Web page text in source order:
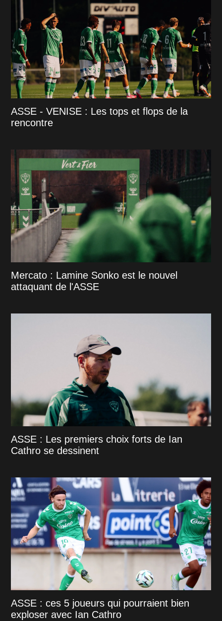
ASSE - VENISE : Les tops et flops de la
rencontre
Mercato : Lamine Sonko est le nouvel
attaquant de l'ASSE
ASSE : Les premiers choix forts de Ian
Cathro se dessinent
ASSE : ces 5 joueurs qui pourraient bien
exploser avec Ian Cathro